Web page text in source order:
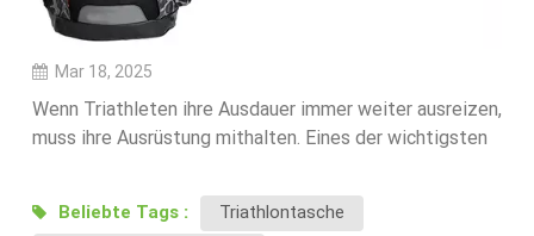
Mar 18, 2025
Wenn Triathleten ihre Ausdauer immer weiter ausreizen,
muss ihre Ausrüstung mithalten. Eines der wichtigsten
Must-have für den Wettkampftag, das den Wechsel
zwischen Schwimmen, Radfahren und Laufen
Beliebte Tags :
Triathlontasche